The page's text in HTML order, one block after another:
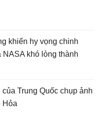
khiến hy vọng chinh
NASA khó lòng thành
Trung Quốc chụp ảnh
Hỏa